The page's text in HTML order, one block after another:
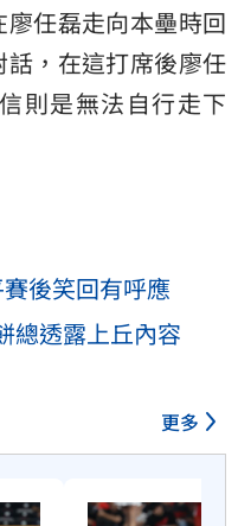
任磊走向本壘時回
，在這打席後廖任
則是無法自行走下
後笑回有呼應
透露上丘內容
更多